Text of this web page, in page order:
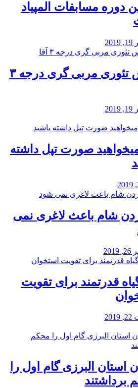
دوره مسابفات المپیاد
کلاس تئوری مربی گری درجه ۳
صورت تپل داشته
شام باعث لاغری نمی
قدرتمند برای تقویت
استان البرزی گام اول را
برداشتند